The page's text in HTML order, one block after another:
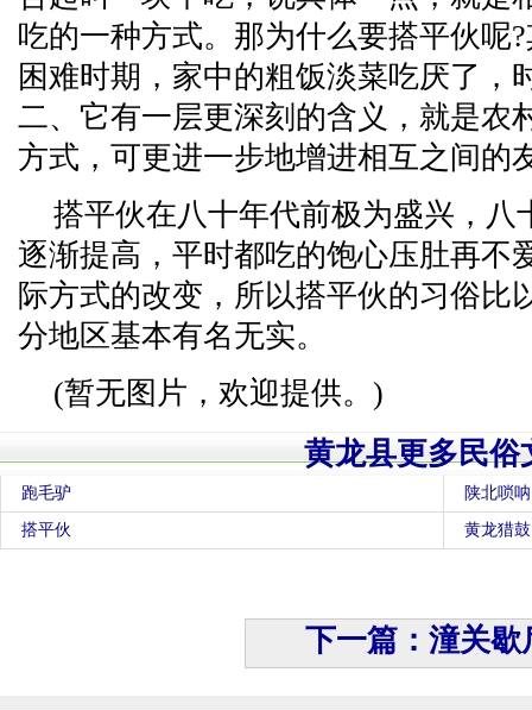
吃的一种方式。那为什么要搭平伙呢
困难时期，家中的粗饭淡菜吃厌了，
二、它有一层更深刻的含义，就是农
方式，可更进一步地增进相互之间的
搭平伙在八十年代前极为盛兴，八
逐渐提高，平时都吃的饱心压肚再不
际方式的改变，所以搭平伙的习俗比
分地区基本有名无实。
(暂无图片，欢迎提供。)
黄龙县更多民俗
跑毛驴 陕北唢呐
搭平伙 黄龙猎鼓
下一篇：潼关歇